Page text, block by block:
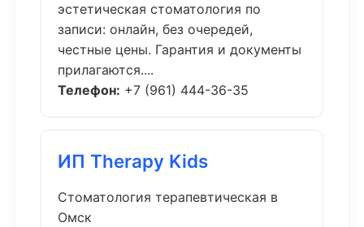
эстетическая стоматология по
записи: онлайн, без очередей,
честные цены. Гарантия и документы
прилагаются....
Телефон: +7 (961) 444-36-35
ИП Therapy Kids
Стоматология терапевтическая в
Омск